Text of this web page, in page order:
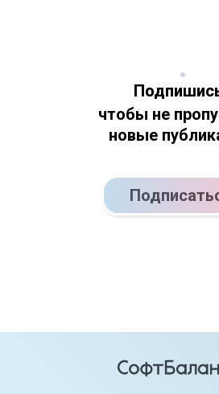
чтобы не
новые